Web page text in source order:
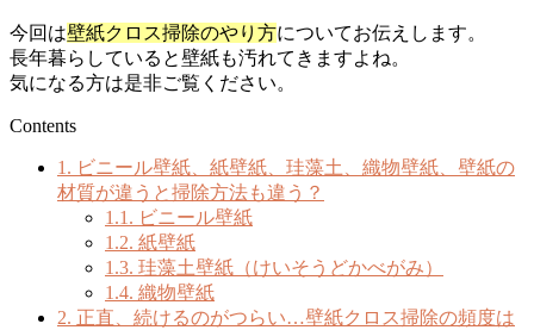
今回は壁紙クロス掃除のやり方についてお伝えします。
長年暮らしていると壁紙も汚れてきますよね。
気になる方は是非ご覧ください。
Contents
1. ビニール壁紙、紙壁紙、珪藻土、織物壁紙、壁紙の
材質が違うと掃除方法も違う？
1.1. ビニール壁紙
1.2. 紙壁紙
1.3. 珪藻土壁紙（けいそうどかべがみ）
1.4. 織物壁紙
2. 正直、続けるのがつらい…壁紙クロス掃除の頻度は